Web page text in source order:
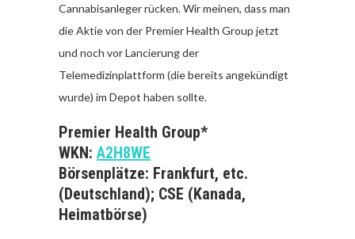
Cannabisanleger rücken. Wir meinen, dass man
die Aktie von der Premier Health Group jetzt
und noch vor Lancierung der
Telemedizinplattform (die bereits angekündigt
wurde) im Depot haben sollte.
Premier Health Group*
WKN: A2H8WE
Börsenplätze: Frankfurt, etc.
(Deutschland); CSE (Kanada,
Heimatbörse)